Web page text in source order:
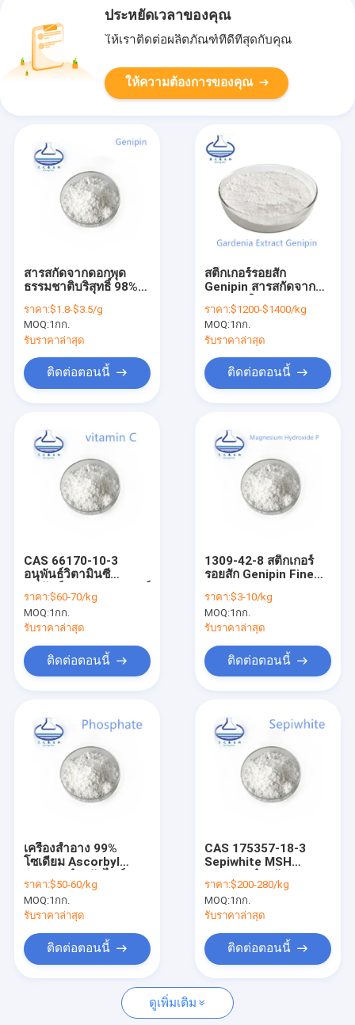
สินค้า
วิดีโอ
เกี่ยวกับเรา
ควบคุมคุณภาพ
ติดต่อเรา
ขอใบเสนอราคา
สารสกัดจากพืชบริสุทธิ์
ประหยัดเวลาของคุณ
ให้เราติดต่อผลิตภัณฑ์ที่ดีที่สุดกับคุณ
ให้ความต้องการของคุณ
สารสกัดจากดอกพุด
ธรรมชาติบริสุทธิ์ 98%
เกรดดูแลสุขภาพ
ราคา:$1.8-$3.5/g
MOQ:1กก.
รับราคาล่าสุด
ติดต่อตอนนี้
สติ๊กเกอร์รอยสัก
Genipin สารสกัดจากพุด
77-8
ราคา:$1200-$1400/kg
MOQ:1กก.
รับราคาล่าสุด
ติดต่อตอนนี้
CAS 66170-10-3
อนุพันธ์วิตามินซี
บิก
ราคา:$60-70/kg
MOQ:1กก.
รับราคาล่าสุด
ติดต่อตอนนี้
1309-42-8 สติ๊กเกอร์
รอยสัก Genipin Fine
Hydroxide Powder
ราคา:$3-10/kg
MOQ:1กก.
รับราคาล่าสุด
ติดต่อตอนนี้
เครื่องสำอาง 99%
โซเดียม Ascorbyl
นิ่ง
ราคา:$50-60/kg
MOQ:1กก.
รับราคาล่าสุด
ติดต่อตอนนี้
CAS 175357-18-3
Sepiwhite MSH
สีผิว
ราคา:$200-280/kg
MOQ:1กก.
รับราคาล่าสุด
ติดต่อตอนนี้
ดูเพิ่มเติม